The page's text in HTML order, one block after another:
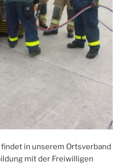
in unserem Ortsverband
mit der Freiwilligen